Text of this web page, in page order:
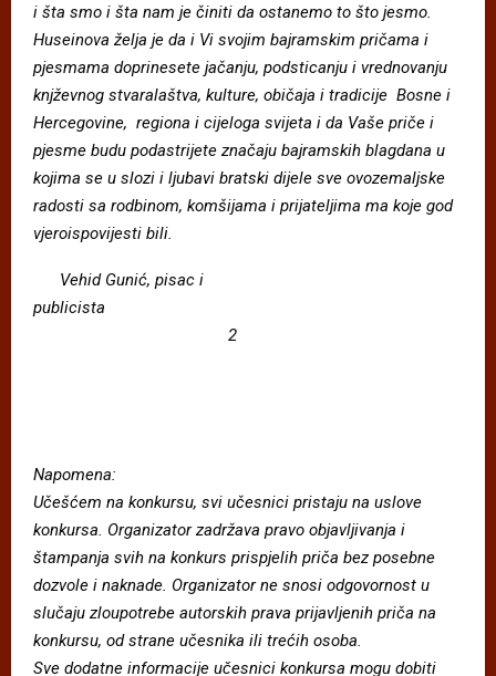
i šta smo i šta nam je činiti da ostanemo to što jesmo.
Huseinova želja je da i Vi svojim bajramskim pričama i
pjesmama doprinesete jačanju, podsticanju i vrednovanju
knjževnog stvaralaštva, kulture, običaja i tradicije Bosne i
Hercegovine, regiona i cijeloga svijeta i da Vaše priče i
pjesme budu podastrijete značaju bajramskih blagdana u
kojima se u slozi i ljubavi bratski dijele sve ovozemaljske
radosti sa rodbinom, komšijama i prijateljima ma koje god
vjeroispovijesti bili.
Vehid Gunić, pisac i
publicista
2
Napomena:
Ucešcem na konkursu, svi ucesnici pristaju na uslove
konkursa. Organizator zadržava pravo objavljivanja i
štampanja svih na konkurs prispjelih prica bez posebne
dozvole i naknade. Organizator ne snosi odgovornost u
slucaju zloupotrebe autorskih prava prijavljenih prica na
konkursu, od strane ucesnika ili trecih osoba.
Sve dodatne informacije ucesnici konkursa mogu dobiti